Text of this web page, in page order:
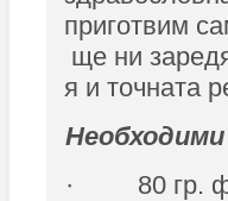
приготвим
ще ни
я и точната
· 80 гр.